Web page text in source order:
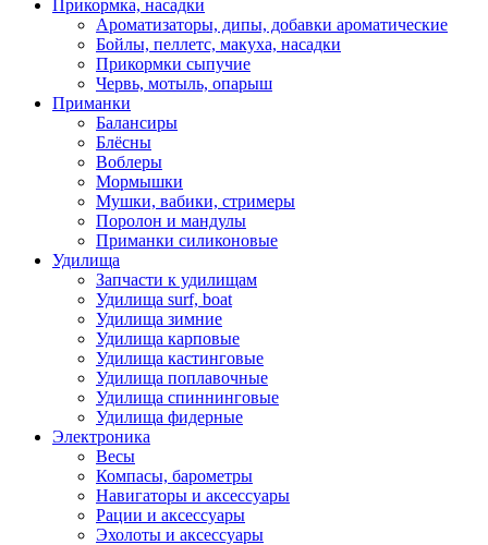
Прикормка, насадки
Ароматизаторы, дипы, добавки ароматические
Бойлы, пеллетс, макуха, насадки
Прикормки сыпучие
Червь, мотыль, опарыш
Приманки
Балансиры
Блёсны
Воблеры
Мормышки
Мушки, вабики, стримеры
Поролон и мандулы
Приманки силиконовые
Удилища
Запчасти к удилищам
Удилища surf, boat
Удилища зимние
Удилища карповые
Удилища кастинговые
Удилища поплавочные
Удилища спиннинговые
Удилища фидерные
Электроника
Весы
Компасы, барометры
Навигаторы и аксессуары
Рации и аксессуары
Эхолоты и аксессуары